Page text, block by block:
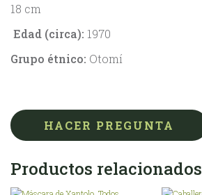
18 cm
Edad (circa): 1970
Grupo étnico: Otomí
HACER PREGUNTA
Productos relacionados